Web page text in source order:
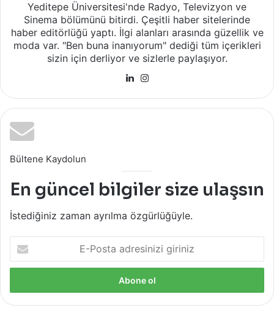
Yeditepe Üniversitesi'nde Radyo, Televizyon ve
Sinema bölümünü bitirdi. Çeşitli haber sitelerinde
haber editörlüğü yaptı. İlgi alanları arasında güzellik ve
moda var. "Ben buna inanıyorum" dediği tüm içerikleri
sizin için derliyor ve sizlerle paylaşıyor.
LinkedIn
Bültene Kaydolun
En güncel bilgiler size ulaşsın
İstediğiniz zaman ayrılma özgürlüğüyle.
E-
Posta
adresinizi